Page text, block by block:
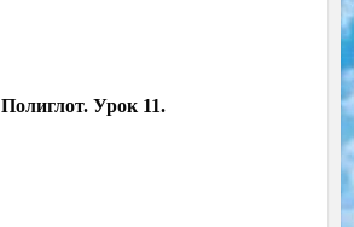
Полиглот. Урок 11.